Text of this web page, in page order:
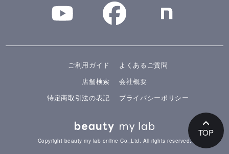
TOP
ご利用ガイド
よくあるご質問
店舗検索
会社概要
特定商取引法の表記
プライバシーポリシー
Copyright beauty my lab online Co.,Ltd. All rights reserved.